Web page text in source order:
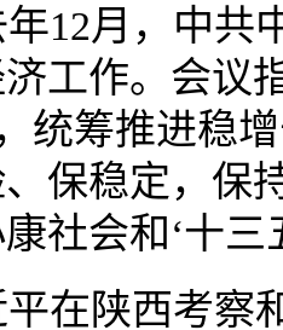
年12月，中共
工作。会议
统筹推进稳
保稳定，保
社会和‘十三
在陕西考察